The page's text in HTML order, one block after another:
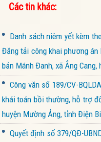
Các tin khác:
Danh sách niêm yết kèm
Đăng tải công khai phương
bản Mánh Đanh, xã Ẳng
Công văn số 189/CV-
khái toán bồi thường, hỗ trợ
huyện Mường Ảng, tỉnh Điện
Quyết định số 379/QĐ-